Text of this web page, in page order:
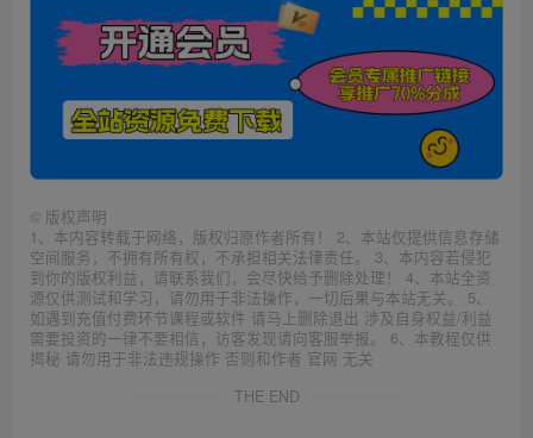
© 版权声明
1、本内容转载于网络，版权归原作者所有！ 2、本站仅提供信息存储
空间服务，不拥有所有权，不承担相关法律责任。 3、本内容若侵犯
到你的版权利益，请联系我们，会尽快给予删除处理！ 4、本站全资
源仅供测试和学习，请勿用于非法操作，一切后果与本站无关。 5、
如遇到充值付费环节课程或软件 请马上删除退出 涉及自身权益/利益
需要投资的一律不要相信，访客发现请向客服举报。 6、本教程仅供
揭秘 请勿用于非法违规操作 否则和作者 官网 无关
THE END